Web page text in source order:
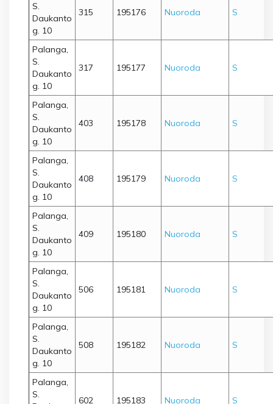
S.
Daukanto
g. 10
315 195176 Nuoroda S
Palanga,
S.
Daukanto
g. 10
317 195177 Nuoroda S
Palanga,
S.
Daukanto
g. 10
403 195178 Nuoroda S
Palanga,
S.
Daukanto
g. 10
408 195179 Nuoroda S
Palanga,
S.
Daukanto
g. 10
409 195180 Nuoroda S
Palanga,
S.
Daukanto
g. 10
506 195181 Nuoroda S
Palanga,
S.
Daukanto
g. 10
508 195182 Nuoroda S
Palanga,
S.
602 195183 Nuoroda S